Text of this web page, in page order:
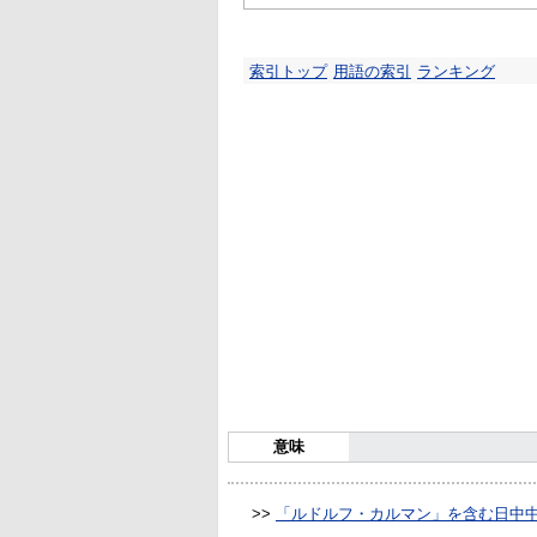
索引トップ 用語の索引 ランキング
意味
>> 「ルドルフ・カルマン」を含む日中